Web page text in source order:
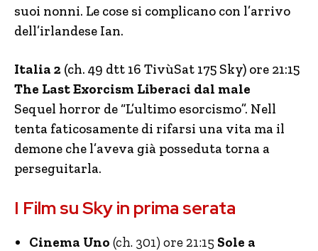
suoi nonni. Le cose si complicano con l’arrivo
dell’irlandese Ian.
Italia 2 (ch. 49 dtt 16 TivùSat 175 Sky) ore 21:15
The Last Exorcism Liberaci dal male
Sequel horror de “L’ultimo esorcismo”. Nell
tenta faticosamente di rifarsi una vita ma il
demone che l’aveva già posseduta torna a
perseguitarla.
I Film su Sky in prima serata
Cinema Uno (ch. 301) ore 21:15 Sole a